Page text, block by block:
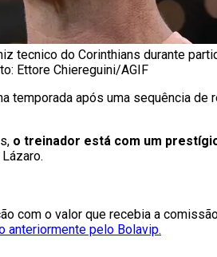
tecnico do Corinthians durante
Ettore Chiereguini/AGIF
temporada após uma sequência de
o treinador está com um
com o valor que recebia a
anteriormente pelo Bolavip.